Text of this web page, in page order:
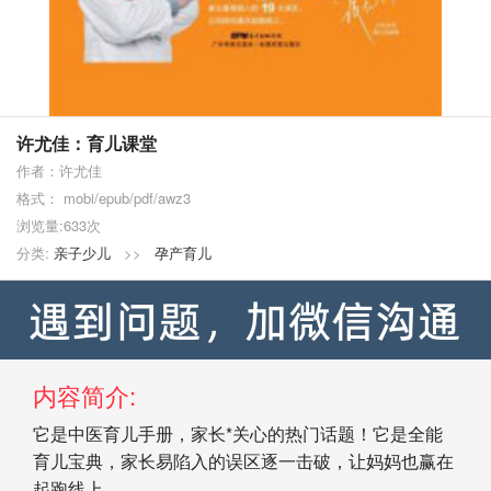
许尤佳：育儿课堂
作者：许尤佳
格式： mobi/epub/pdf/awz3
浏览量:633次
分类: 亲子少儿 >> 孕产育儿
内容简介:
它是中医育儿手册，家长*关心的热门话题！它是全能
育儿宝典，家长易陷入的误区逐一击破，让妈妈也赢在